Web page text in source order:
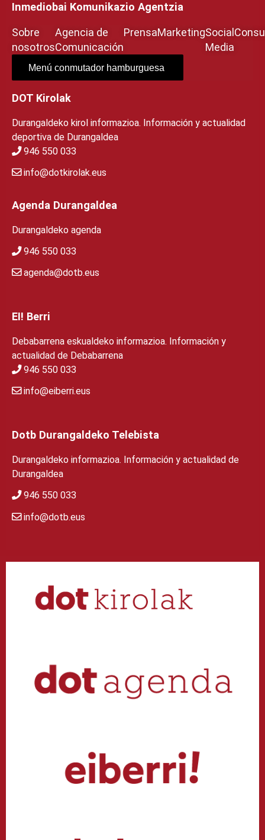
Inmediobai Komunikazio Agentzia
Sobre
nosotros
Agencia de
Comunicación
PrensaMarketingSocial
Media
Menú conmutador hamburguesa
DOT Kirolak
Durangaldeko kirol informazioa. Información y actualidad
deportiva de Durangaldea
946 550 033
info@dotkirolak.eus
Agenda Durangaldea
Durangaldeko agenda
946 550 033
agenda@dotb.eus
EI! Berri
Debabarrena eskualdeko informazioa. Información y
actualidad de Debabarrena
946 550 033
info@eiberri.eus
Dotb Durangaldeko Telebista
Durangaldeko informazioa. Información y actualidad de
Durangaldea
946 550 033
info@dotb.eus